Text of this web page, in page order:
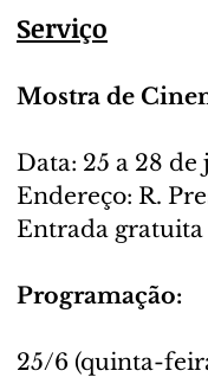
Serviço
Mostra de
Data: 25 a 28
Endereço: R.
Entrada gratuita
Programação:
25/6 (quinta-